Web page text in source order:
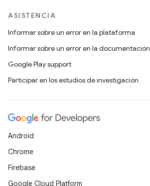
ASISTENCIA
Informar sobre un error en la plataforma
Informar sobre un error en la documentación
Google Play support
Participar en los estudios de investigación
Android
Chrome
Firebase
Google Cloud Platform